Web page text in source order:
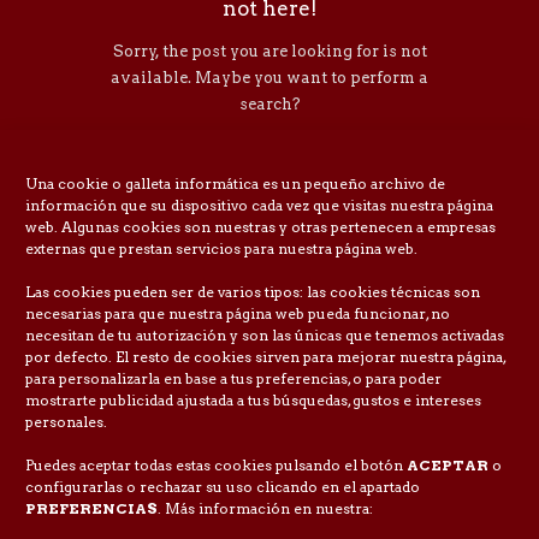
Una cookie o galleta informática es un pequeño archivo de
información que su dispositivo cada vez que visitas nuestra página
web. Algunas cookies son nuestras y otras pertenecen a empresas
externas que prestan servicios para nuestra página web.
Las cookies pueden ser de varios tipos: las cookies técnicas son
necesarias para que nuestra página web pueda funcionar, no
necesitan de tu autorización y son las únicas que tenemos activadas
por defecto. El resto de cookies sirven para mejorar nuestra página,
para personalizarla en base a tus preferencias, o para poder
mostrarte publicidad ajustada a tus búsquedas, gustos e intereses
personales.
Puedes aceptar todas estas cookies pulsando el botón ACEPTAR o
configurarlas o rechazar su uso clicando en el apartado
PREFERENCIAS. Más información en nuestra:
not here!
Sorry, the post you are looking for is not
available. Maybe you want to perform a
search?